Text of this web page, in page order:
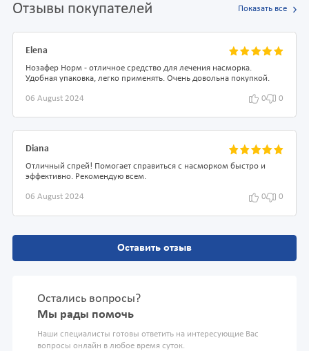
Отзывы покупателей Показать все
Elena
Нозафер Норм - отличное средство для лечения насморка.
Удобная упаковка, легко применять. Очень довольна покупкой.
06 August 2024 0 0
Diana
Отличный спрей! Помогает справиться с насморком быстро и
эффективно. Рекомендую всем.
06 August 2024 0 0
Оставить отзыв
Остались вопросы?
Мы рады помочь
Наши специалисты готовы ответить на интересующие Вас
вопросы онлайн в любое время суток.